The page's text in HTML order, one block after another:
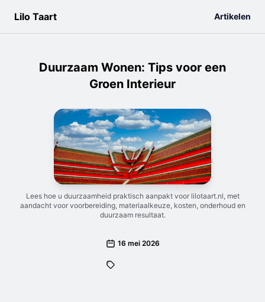
Lilo Taart Artikelen
Duurzaam Wonen: Tips voor een
Groen Interieur
Lees hoe u duurzaamheid praktisch aanpakt voor lilotaart.nl, met
aandacht voor voorbereiding, materiaalkeuze, kosten, onderhoud en
duurzaam resultaat.
16 mei 2026